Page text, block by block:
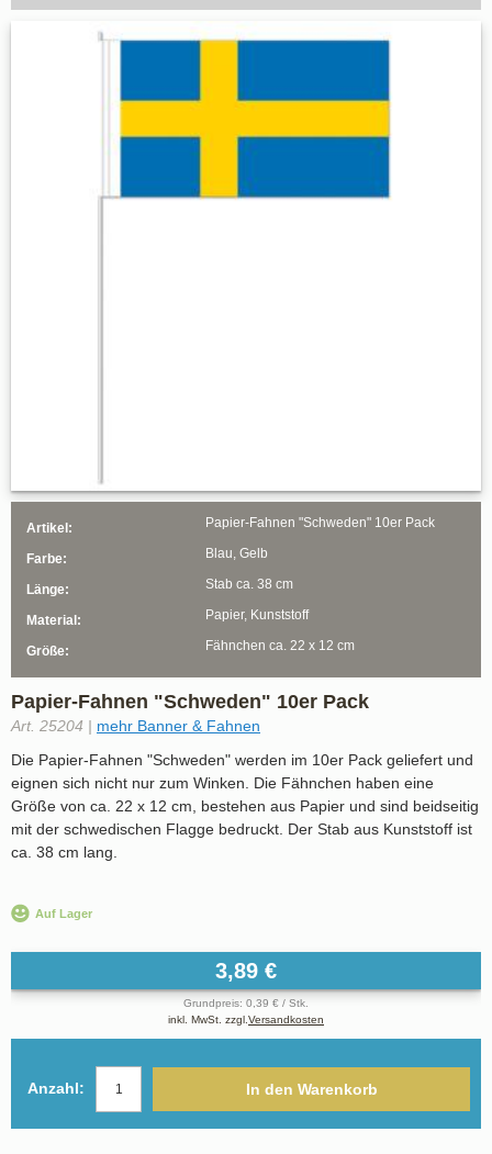
Papier-Fahnen "Schweden" 10er Pack
Art. 25204 | mehr Banner & Fahnen
Die Papier-Fahnen "Schweden" werden im 10er Pack geliefert und
eignen sich nicht nur zum Winken. Die Fähnchen haben eine
Größe von ca. 22 x 12 cm, bestehen aus Papier und sind beidseitig
mit der schwedischen Flagge bedruckt. Der Stab aus Kunststoff ist
ca. 38 cm lang.
Auf Lager
3,89 €
Grundpreis: 0,39 € / Stk.
inkl. MwSt. zzgl. Versandkosten
Anzahl: In den Warenkorb
Artikel: Papier-Fahnen "Schweden" 10er Pack
Farbe: Blau, Gelb
Länge: Stab ca. 38 cm
Material: Papier, Kunststoff
Größe: Fähnchen ca. 22 x 12 cm